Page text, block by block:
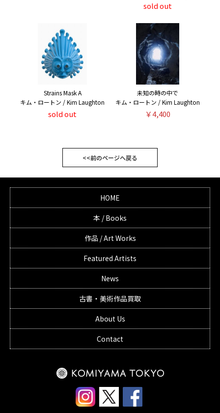
sold out
Strains Mask A
キム・ロートン / Kim Laughton
sold out
未知の時の中で
キム・ロートン / Kim Laughton
￥4,400
<<前のページへ戻る
HOME
本 / Books
作品 / Art Works
Featured Artists
News
古書・美術作品買取
About Us
Contact